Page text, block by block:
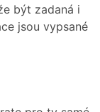
být zadaná i
jsou vypsané